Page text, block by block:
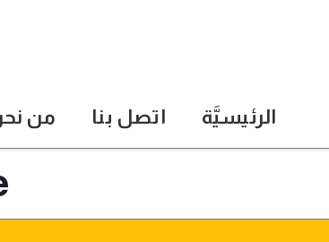
الرئيسيَّة اتصل بنا من